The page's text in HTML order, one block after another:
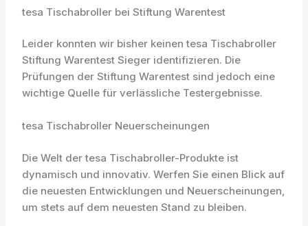
tesa Tischabroller bei Stiftung Warentest
Leider konnten wir bisher keinen tesa Tischabroller
Stiftung Warentest Sieger identifizieren. Die
Prüfungen der Stiftung Warentest sind jedoch eine
wichtige Quelle für verlässliche Testergebnisse.
tesa Tischabroller Neuerscheinungen
Die Welt der tesa Tischabroller-Produkte ist
dynamisch und innovativ. Werfen Sie einen Blick auf
die neuesten Entwicklungen und Neuerscheinungen,
um stets auf dem neuesten Stand zu bleiben.